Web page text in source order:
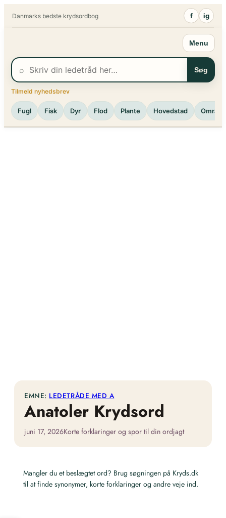
Danmarks bedste krydsordbog f ig
Menu
⌕ Søg
Tilmeld nyhedsbrev
Fugl Fisk Dyr Flod Plante Hovedstad Område
EMNE: LEDETRÅDE MED A
Anatoler Krydsord
juni 17, 2026Korte forklaringer og spor til din ordjagt
Mangler du et beslægtet ord? Brug søgningen på Kryds.dk
til at finde synonymer, korte forklaringer og andre veje ind.